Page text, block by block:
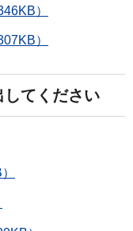
）
）
てください